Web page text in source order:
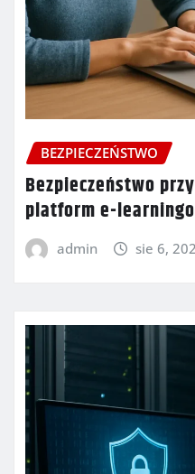
BEZPIECZEŃSTWO
Bezpieczeństwo
platform e-
admin sie 6,